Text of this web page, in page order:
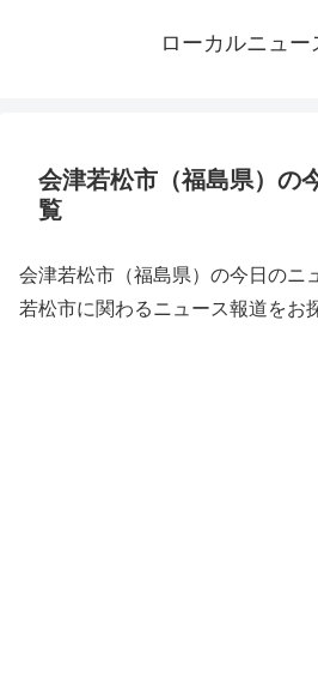
ローカルニュー
会津若松市（福島県）の
覧
会津若松市（福島県）の今日のニ
若松市に関わるニュース報道をお